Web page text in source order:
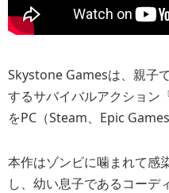
Skystone Gamesは、親子
するサバイバルアクション
をPC（Steam、Epic
本作はゾンビに噛まれて感
し、幼い息子であるコーデ